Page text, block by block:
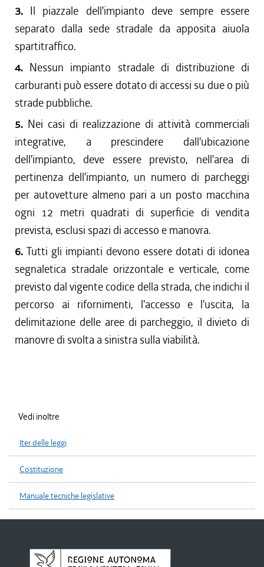
3. Il piazzale dell'impianto deve sempre essere
separato dalla sede stradale da apposita aiuola
spartitraffico.
4. Nessun impianto stradale di distribuzione di
carburanti può essere dotato di accessi su due o più
strade pubbliche.
5. Nei casi di realizzazione di attività commerciali
integrative, a prescindere dall'ubicazione
dell'impianto, deve essere previsto, nell'area di
pertinenza dell'impianto, un numero di parcheggi
per autovetture almeno pari a un posto macchina
ogni 12 metri quadrati di superficie di vendita
prevista, esclusi spazi di accesso e manovra.
6. Tutti gli impianti devono essere dotati di idonea
segnaletica stradale orizzontale e verticale, come
previsto dal vigente codice della strada, che indichi il
percorso ai rifornimenti, l'accesso e l'uscita, la
delimitazione delle aree di parcheggio, il divieto di
manovre di svolta a sinistra sulla viabilità.
Vedi inoltre
Iter delle leggi
Costituzione
Manuale tecniche legislative